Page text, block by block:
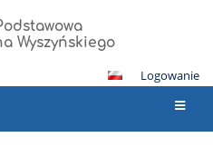
Wyszyńskiego
Logowanie